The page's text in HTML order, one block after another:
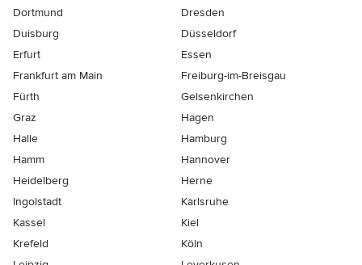
Dortmund
Dresden
Duisburg
Düsseldorf
Erfurt
Essen
Frankfurt am Main
Freiburg-im-Breisgau
Fürth
Gelsenkirchen
Graz
Hagen
Halle
Hamburg
Hamm
Hannover
Heidelberg
Herne
Ingolstadt
Karlsruhe
Kassel
Kiel
Krefeld
Köln